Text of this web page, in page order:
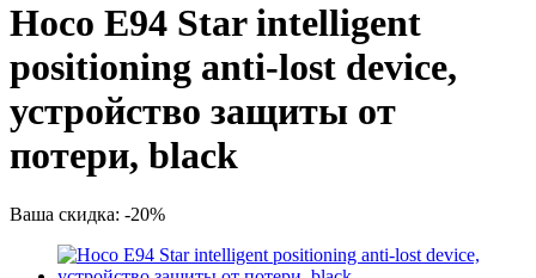
Hoco E94 Star intelligent
positioning anti-lost device,
устройство защиты от
потери, black
Ваша скидка: -20%